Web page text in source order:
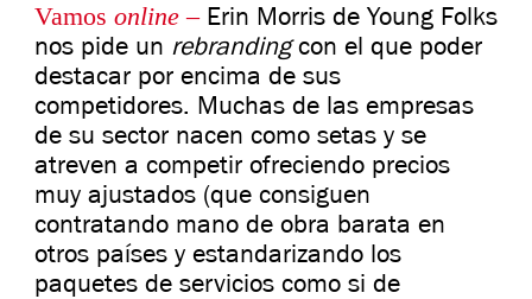
Vamos online –Erin Morris de Young Folks
nos pide un rebrandingcon el que poder
destacar por encima de sus
competidores. Muchas de las empresas
de su sector nacen como setas y se
atreven a competir ofreciendo precios
muy ajustados (que consiguen
contratando mano de obra barata en
otros países y estandarizando los
paquetes de servicios como si de